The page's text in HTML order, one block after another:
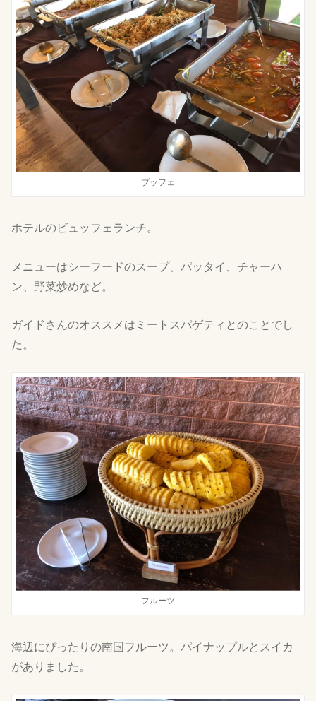
ブッフェ
ホテルのビュッフェランチ。
メニューはシーフードのスープ、パッタイ、チャーハ
ン、野菜炒めなど。
ガイドさんのオススメはミートスパゲティとのことでし
た。
フルーツ
海辺にぴったりの南国フルーツ。パイナップルとスイカ
がありました。